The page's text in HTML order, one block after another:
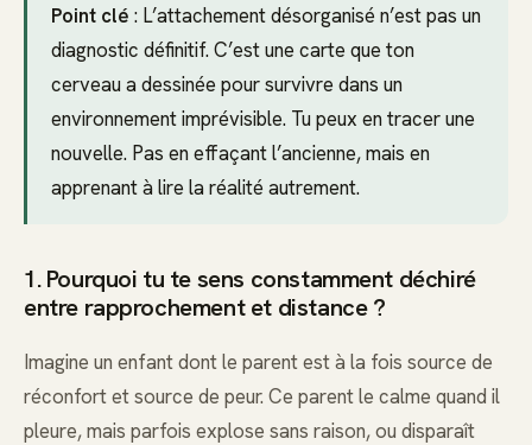
Point clé : L’attachement désorganisé n’est pas un
diagnostic définitif. C’est une carte que ton
cerveau a dessinée pour survivre dans un
environnement imprévisible. Tu peux en tracer une
nouvelle. Pas en effaçant l’ancienne, mais en
apprenant à lire la réalité autrement.
1. Pourquoi tu te sens constamment déchiré
entre rapprochement et distance ?
Imagine un enfant dont le parent est à la fois source de
réconfort et source de peur. Ce parent le calme quand il
pleure, mais parfois explose sans raison, ou disparaît